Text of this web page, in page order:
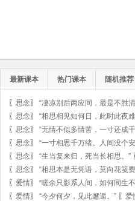
最新课本 热门课本 随机推荐
〖 思念〗 “凄凉别后两应同，最是不胜
〖 思念〗 “相思相见知何日，此时此夜
〖 思念〗 “无情不似多情苦，一寸还成
〖 思念〗 “一寸相思千万绪。人间没个
〖 思念〗 “生当复来归，死当长相思。” 〖
〖 思念〗 “相思本是无凭语，莫向花笺
〖 爱情〗 “嗟余只影系人间，如何同生
〖 爱情〗 “今夕何夕，见此邂逅。” 〖 爱